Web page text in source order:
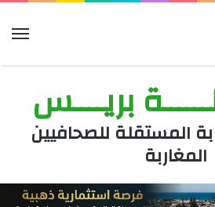
بريــــس
المستقلة للصحافيين
المغاربة